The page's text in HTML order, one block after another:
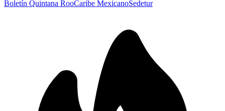
Boletín Quintana RooCaribe MexicanoSedetur